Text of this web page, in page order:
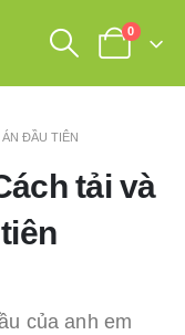
0
ĐẦU TIÊN
tải và
của anh em